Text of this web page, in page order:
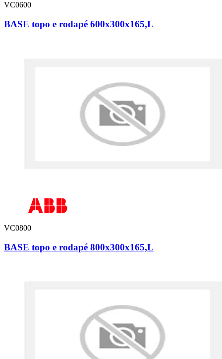
VC0600
BASE topo e rodapé 600x300x165,L
VC0800
BASE topo e rodapé 800x300x165,L